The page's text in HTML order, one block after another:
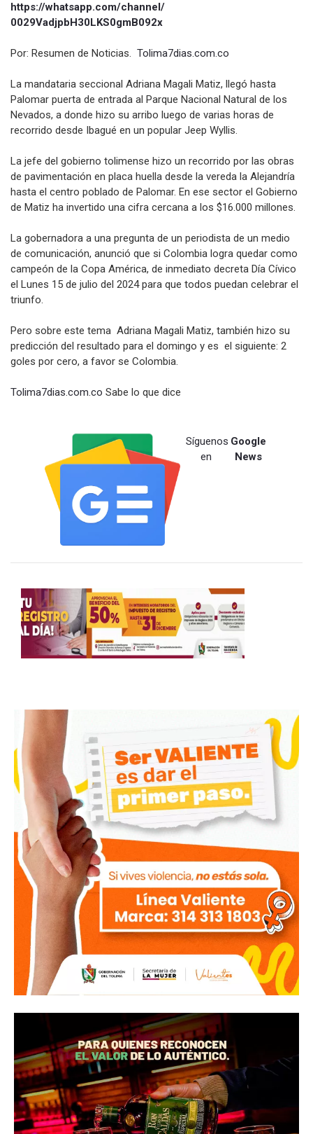
https://whatsapp.com/channel/
0029VadjpbH30LKS0gmB092x
Por: Resumen de Noticias. Tolima7dias.com.co
La mandataria seccional Adriana Magali Matiz, llegó hasta
Palomar puerta de entrada al Parque Nacional Natural de los
Nevados, a donde hizo su arribo luego de varias horas de
recorrido desde Ibagué en un popular Jeep Wyllis.
La jefe del gobierno tolimense hizo un recorrido por las obras
de pavimentación en placa huella desde la vereda la Alejandría
hasta el centro poblado de Palomar. En ese sector el Gobierno
de Matiz ha invertido una cifra cercana a los $16.000 millones.
La gobernadora a una pregunta de un periodista de un medio
de comunicación, anunció que si Colombia logra quedar como
campeón de la Copa América, de inmediato decreta Día Cívico
el Lunes 15 de julio del 2024 para que todos puedan celebrar el
triunfo.
Pero sobre este tema Adriana Magali Matiz, también hizo su
predicción del resultado para el domingo y es el siguiente: 2
goles por cero, a favor se Colombia.
Tolima7dias.com.co Sabe lo que dice
Síguenos
en
Google
News